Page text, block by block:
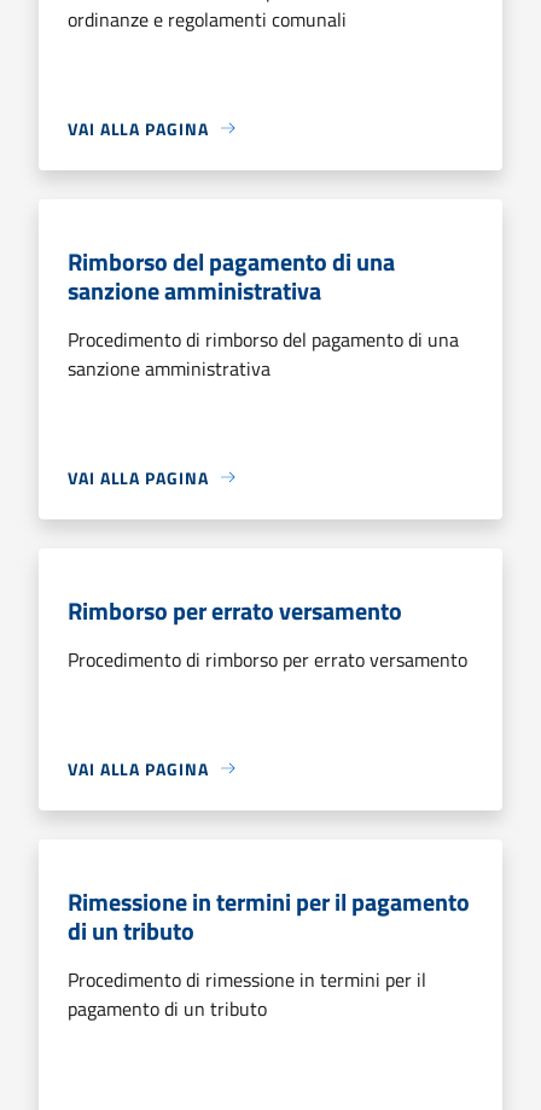
ordinanze e regolamenti comunali
VAI ALLA PAGINA
Rimborso del pagamento di una
sanzione amministrativa
Procedimento di rimborso del pagamento di una
sanzione amministrativa
VAI ALLA PAGINA
Rimborso per errato versamento
Procedimento di rimborso per errato versamento
VAI ALLA PAGINA
Rimessione in termini per il pagamento
di un tributo
Procedimento di rimessione in termini per il
pagamento di un tributo